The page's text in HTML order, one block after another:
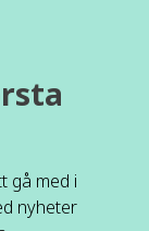
gå med i
nyheter